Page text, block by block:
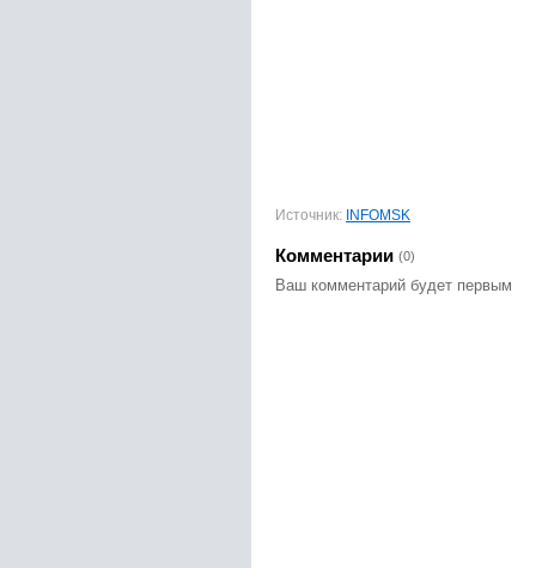
Источник: INFOMSK
Комментарии (0)
Ваш комментарий будет первым